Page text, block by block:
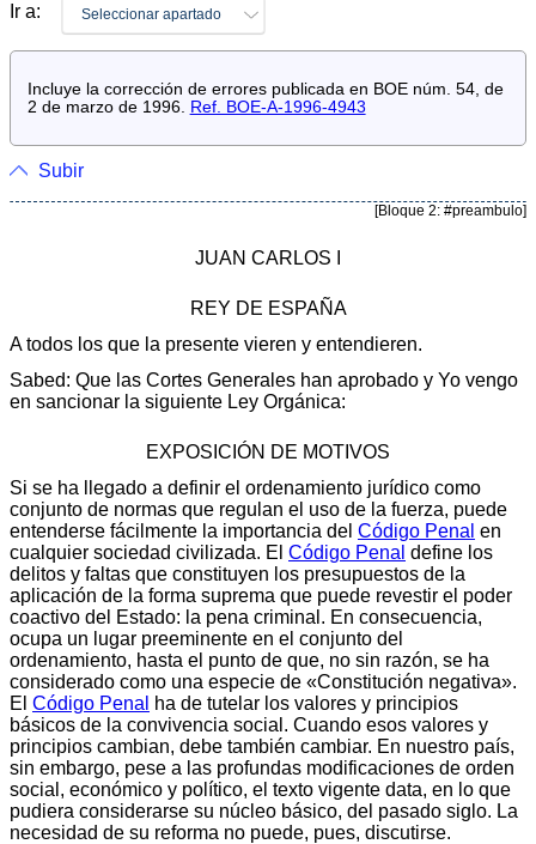
Ir a: Seleccionar apartado
Incluye la corrección de errores publicada en BOE núm. 54, de
2 de marzo de 1996.
Ref. BOE-A-1996-4943
Subir
[Bloque 2: #preambulo]
JUAN CARLOS I
REY DE ESPAÑA
A todos los que la presente vieren y entendieren.
Sabed: Que las Cortes Generales han aprobado y Yo vengo
en sancionar la siguiente Ley Orgánica:
EXPOSICIÓN DE MOTIVOS
Si se ha llegado a definir el ordenamiento jurídico como
conjunto de normas que regulan el uso de la fuerza, puede
entenderse fácilmente la importancia del Código Penal en
cualquier sociedad civilizada. El Código Penal define los
delitos y faltas que constituyen los presupuestos de la
aplicación de la forma suprema que puede revestir el poder
coactivo del Estado: la pena criminal. En consecuencia,
ocupa un lugar preeminente en el conjunto del
ordenamiento, hasta el punto de que, no sin razón, se ha
considerado como una especie de «Constitución negativa».
El Código Penal
ha de tutelar los valores y principios
básicos de la convivencia social. Cuando esos valores y
principios cambian, debe también cambiar. En nuestro país,
sin embargo, pese a las profundas modificaciones de orden
social, económico y político, el texto vigente data, en lo que
pudiera considerarse su núcleo básico, del pasado siglo. La
necesidad de su reforma no puede, pues, discutirse.